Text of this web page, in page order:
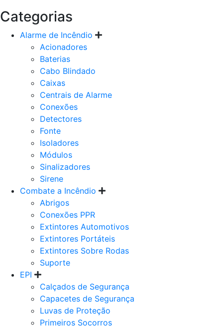
Categorias
Alarme de Incêndio
Acionadores
Baterias
Cabo Blindado
Caixas
Centrais de Alarme
Conexões
Detectores
Fonte
Isoladores
Módulos
Sinalizadores
Sirene
Combate a Incêndio
Abrigos
Conexões PPR
Extintores Automotivos
Extintores Portáteis
Extintores Sobre Rodas
Suporte
EPI
Calçados de Segurança
Capacetes de Segurança
Luvas de Proteção
Primeiros Socorros